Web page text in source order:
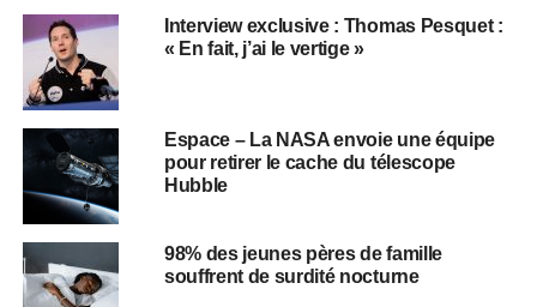
Interview exclusive : Thomas Pesquet :
« En fait, j’ai le vertige »
Espace – La NASA envoie une équipe
pour retirer le cache du télescope
Hubble
98% des jeunes pères de famille
souffrent de surdité nocturne